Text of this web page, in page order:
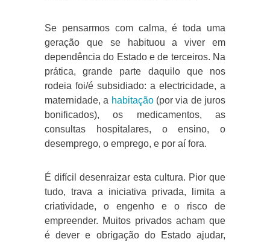
Se pensarmos com calma, é toda uma
geração que se habituou a viver em
dependência do Estado e de terceiros. Na
prática, grande parte daquilo que nos
rodeia foi/é subsidiado: a electricidade, a
maternidade, a habitação(por via de juros
bonificados), os medicamentos, as
consultas hospitalares, o ensino, o
desemprego, o emprego, e por aí fora.
É difícil desenraizar esta cultura. Pior que
tudo, trava a iniciativa privada, limita a
criatividade, o engenho e o risco de
empreender. Muitos privados acham que
é dever e obrigação do Estado ajudar,